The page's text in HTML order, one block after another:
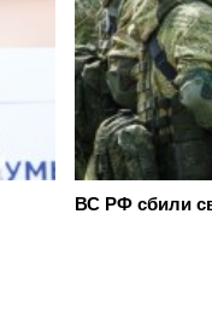
ВС РФ сбили